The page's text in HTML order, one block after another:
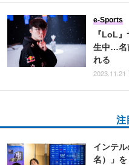
『LoL
生中…名
れる
e-Sports
2023.11.21
注
インテ
名）」